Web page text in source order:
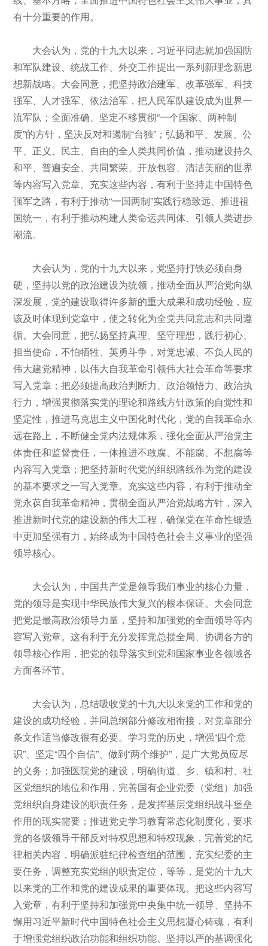
有十分重要的作用。
大会认为，党的十九大以来，习近平同志就加强国防
和军队建设、统战工作、外交工作提出一系列新理念新思
想新战略。大会同意，把坚持政治建军、改革强军、科技
强军、人才强军、依法治军，把人民军队建设成为世界一
流军队；全面准确、坚定不移贯彻“一个国家、两种制
度”的方针，坚决反对和遏制“台独”；弘扬和平、发展、公
平、正义、民主、自由的全人类共同价值，推动建设持久
和平、普遍安全、共同繁荣、开放包容、清洁美丽的世界
等内容写入党章。充实这些内容，有利于坚持走中国特色
强军之路，有利于推动“一国两制”实践行稳致远、推进祖
国统一，有利于推动构建人类命运共同体、引领人类进步
潮流。
大会认为，党的十九大以来，党坚持打铁必须自身
硬，坚持以党的政治建设为统领，推动全面从严治党向纵
深发展，党的建设取得许多新的重大成果和成功经验，应
该及时体现到党章中，使之转化为全党共同意志和共同遵
循。大会同意，把弘扬坚持真理、坚守理想，践行初心、
担当使命，不怕牺牲、英勇斗争，对党忠诚、不负人民的
伟大建党精神，以伟大自我革命引领伟大社会革命等要求
写入党章；把必须提高政治判断力、政治领悟力、政治执
行力，增强贯彻落实党的理论和路线方针政策的自觉性和
坚定性，推进马克思主义中国化时代化，党的自我革命永
远在路上，不断健全党内法规体系，强化全面从严治党主
体责任和监督责任，一体推进不敢腐、不能腐、不想腐等
内容写入党章；把坚持新时代党的组织路线作为党的建设
的基本要求之一写入党章。充实这些内容，有利于推动全
党永葆自我革命精神，贯彻全面从严治党战略方针，深入
推进新时代党的建设新的伟大工程，确保党在革命性锻造
中更加坚强有力，始终成为中国特色社会主义事业的坚强
领导核心。
大会认为，中国共产党是领导我们事业的核心力量，
党的领导是实现中华民族伟大复兴的根本保证。大会同意
把党是最高政治领导力量，坚持和加强党的全面领导等内
容写入党章。这有利于充分发挥党总揽全局、协调各方的
领导核心作用，把党的领导落实到党和国家事业各领域各
方面各环节。
大会认为，总结吸收党的十九大以来党的工作和党的
建设的成功经验，并同总纲部分修改相衔接，对党章部分
条文作适当修改很有必要。学习党的历史，增强“四个意
识”、坚定“四个自信”、做到“两个维护”，是广大党员应尽
的义务；加强医院党的建设，明确街道、乡、镇和村、社
区党组织的地位和作用，完善国有企业党委（党组）加强
党组织自身建设的职责任务，是发挥基层党组织战斗堡垒
作用的现实需要；推进党史学习教育常态化制度化，要求
党的各级领导干部反对特权思想和特权现象，完善党的纪
律相关内容，明确派驻纪律检查组的范围，充实纪委的主
要任务，调整充实党组的职责定位，等等，是党的十九大
以来党的工作和党的建设成果的重要体现。把这些内容写
入党章，有利于坚持和加强党中央集中统一领导、坚持不
懈用习近平新时代中国特色社会主义思想凝心铸魂，有利
于增强党组织政治功能和组织功能、坚持以严的基调强化